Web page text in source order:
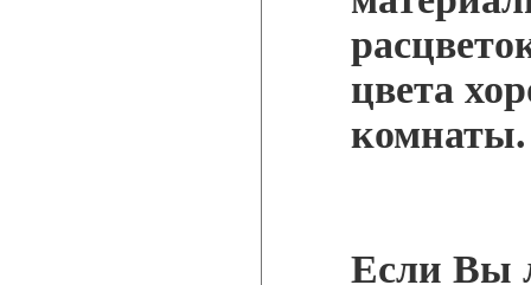
цвета
комнаты.
Если Вы